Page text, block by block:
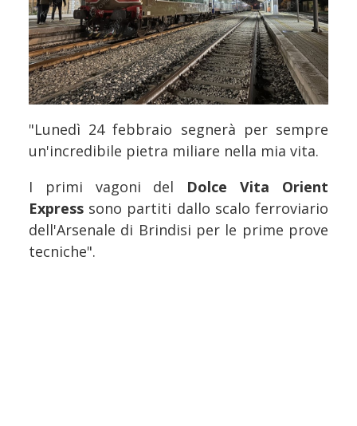
"Lunedì 24 febbraio segnerà per sempre
un'incredibile pietra miliare nella mia vita.
I primi vagoni del Dolce Vita Orient
Express sono partiti dallo scalo ferroviario
dell'Arsenale di Brindisi per le prime prove
tecniche".